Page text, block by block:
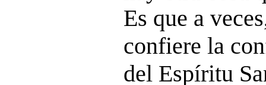
Es que a
confiere la
del Espíritu